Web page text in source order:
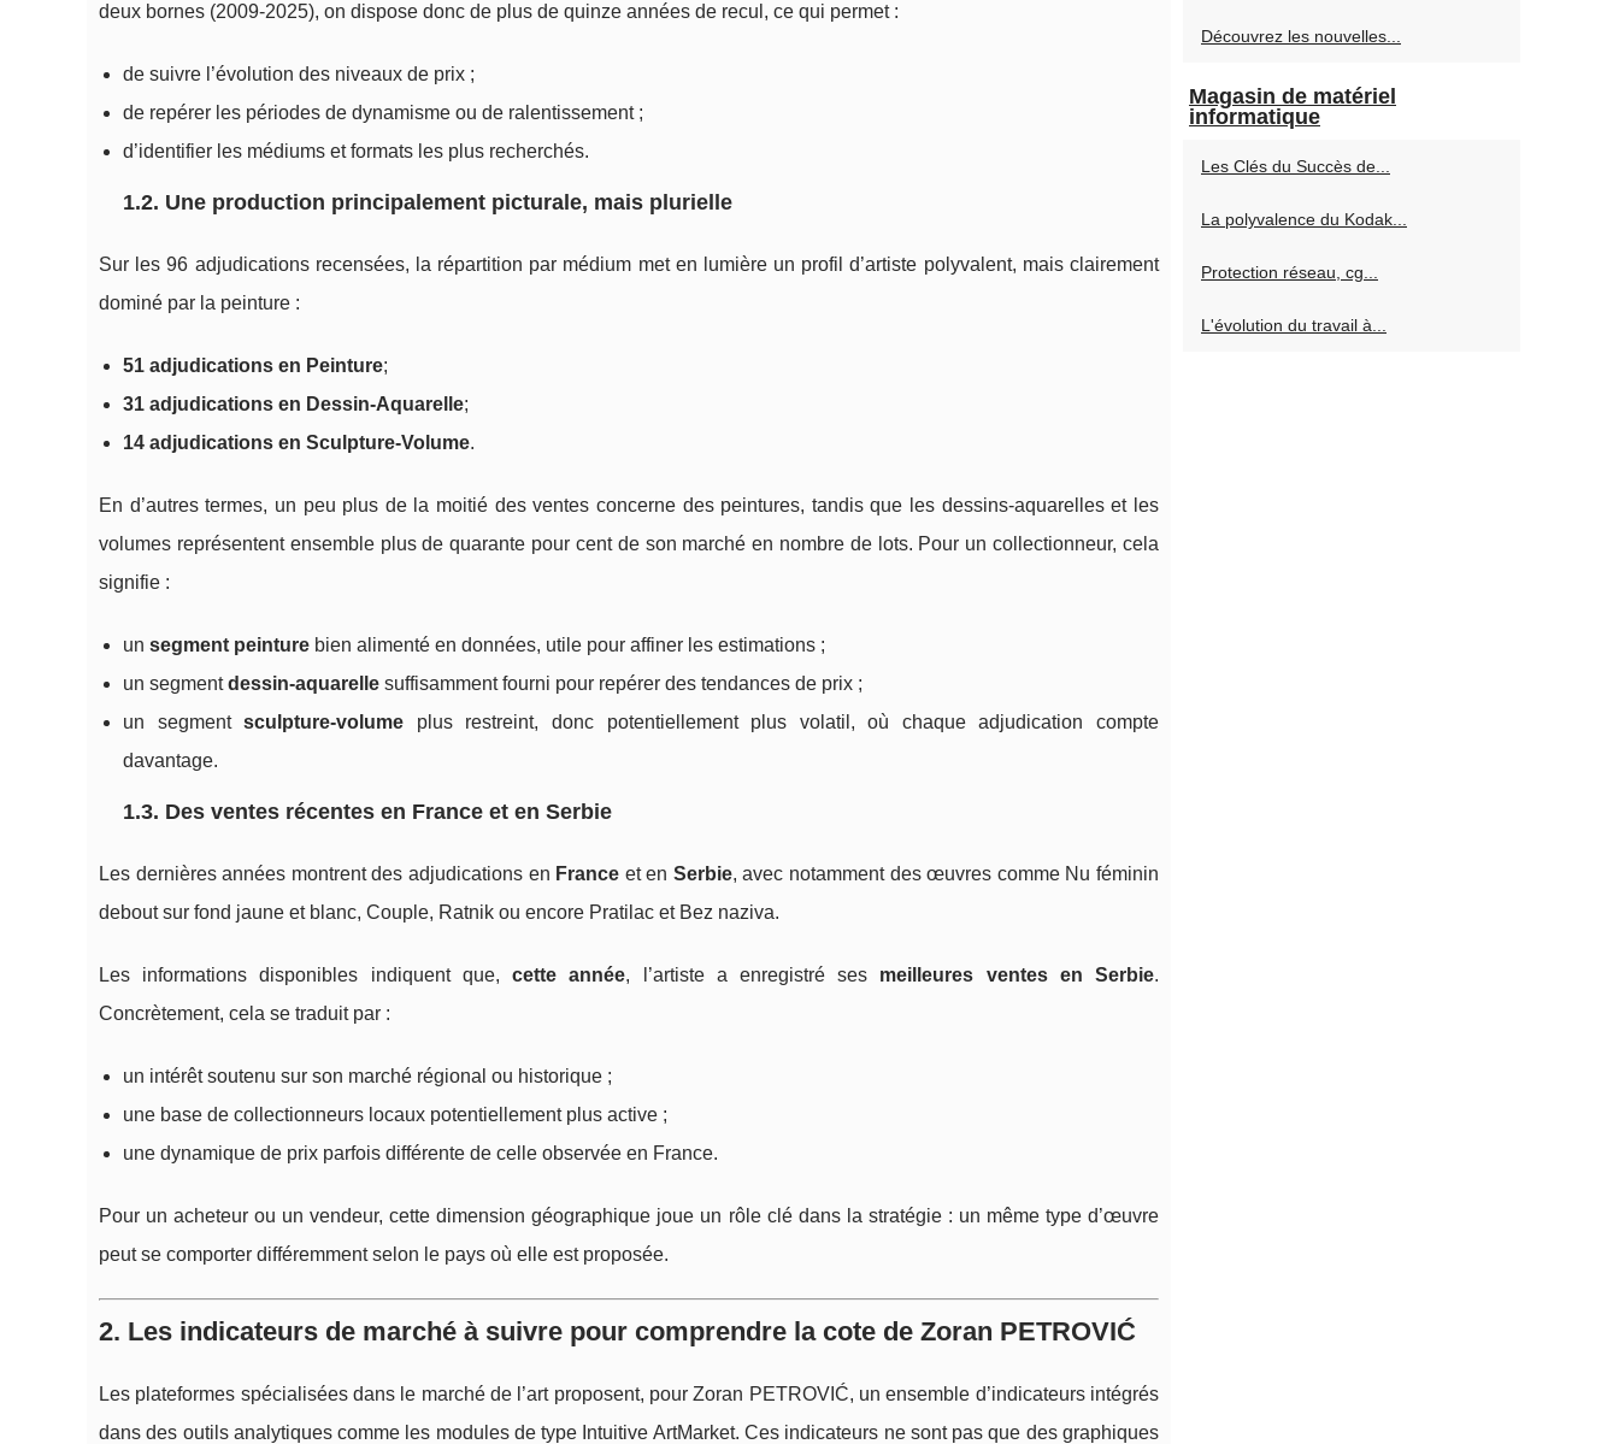
deux bornes (2009-2025), on dispose donc de plus de quinze années de recul, ce qui permet :
de suivre l’évolution des niveaux de prix ;
de repérer les périodes de dynamisme ou de ralentissement ;
d’identifier les médiums et formats les plus recherchés.
1.2. Une production principalement picturale, mais plurielle
Sur les 96 adjudications recensées, la répartition par médium met en lumière un profil d’artiste polyvalent, mais clairement
dominé par la peinture :
51 adjudications en Peinture;
31 adjudications en Dessin-Aquarelle;
14 adjudications en Sculpture-Volume.
En d’autres termes, un peu plus de la moitié des ventes concerne des peintures, tandis que les dessins-aquarelles et les
volumes représentent ensemble plus de quarante pour cent de son marché en nombre de lots. Pour un collectionneur, cela
signifie :
un segment peinture bien alimenté en données, utile pour affiner les estimations ;
un segmentdessin-aquarelle suffisamment fourni pour repérer des tendances de prix ;
un segmentsculpture-volume plus restreint, donc potentiellement plus volatil, où chaque adjudication compte
davantage.
1.3. Des ventes récentes en France et en Serbie
Les dernières années montrent des adjudications en France et en Serbie, avec notamment des œuvres comme Nu féminin
debout sur fond jaune et blanc, Couple, Ratnik ou encore Pratilac et Bez naziva.
Les informations disponibles indiquent que,cette année, l’artiste a enregistré ses meilleures ventes en Serbie.
Concrètement, cela se traduit par :
un intérêt soutenu sur son marché régional ou historique ;
une base de collectionneurs locaux potentiellement plus active ;
une dynamique de prix parfois différente de celle observée en France.
Pour un acheteur ou un vendeur, cette dimension géographique joue un rôle clé dans la stratégie : un même type d’œuvre
peut se comporter différemment selon le pays où elle est proposée.
2. Les indicateurs de marché à suivre pour comprendre la cote de Zoran PETROVIĆ
Les plateformes spécialisées dans le marché de l’art proposent, pour Zoran PETROVIĆ, un ensemble d’indicateurs intégrés
dans des outils analytiques comme les modules de type Intuitive ArtMarket. Ces indicateurs ne sont pas que des graphiques
Découvrez les nouvelles...
Magasin de matériel
informatique
Les Clés du Succès de...
La polyvalence du Kodak...
Protection réseau, cg...
L'évolution du travail à...